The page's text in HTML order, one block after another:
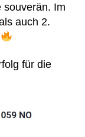
souverän. Im
auch 2.
für die